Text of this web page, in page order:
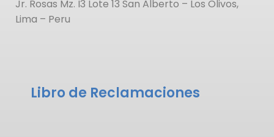
Jr. Rosas Mz. I3 Lote 13 San Alberto – Los Olivos,
Lima – Peru
Libro de Reclamaciones